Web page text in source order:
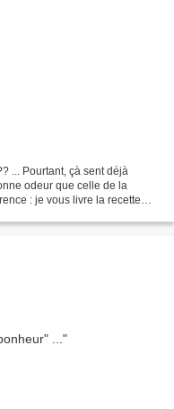
... Pourtant, çà sent déjà
odeur que celle de la
: je vous livre la recette